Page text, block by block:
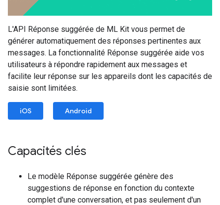
L'API Réponse suggérée de ML Kit vous permet de
générer automatiquement des réponses pertinentes aux
messages. La fonctionnalité Réponse suggérée aide vos
utilisateurs à répondre rapidement aux messages et
facilite leur réponse sur les appareils dont les capacités de
saisie sont limitées.
iOS Android
Capacités clés
Le modèle Réponse suggérée génère des
suggestions de réponse en fonction du contexte
complet d'une conversation, et pas seulement d'un